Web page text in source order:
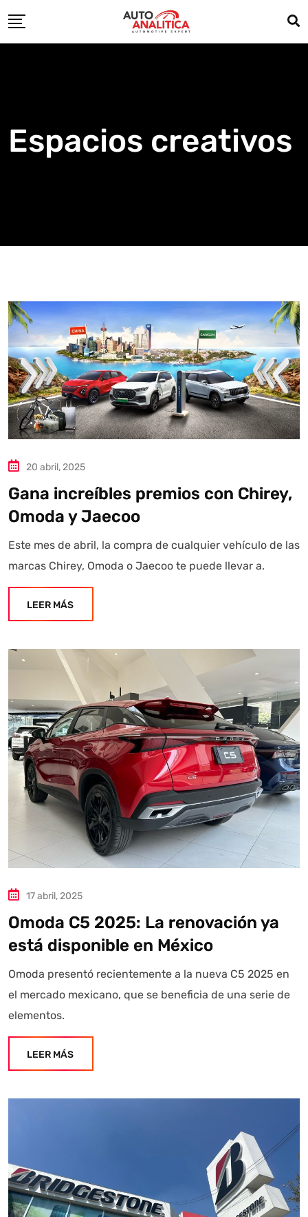
to
Espacios creativos
20 abril, 2025
Gana increíbles premios con Chirey,
Omoda y Jaecoo
Este mes de abril, la compra de cualquier vehículo de las
marcas Chirey, Omoda o Jaecoo te puede llevar a.
LEER MÁS
17 abril, 2025
Omoda C5 2025: La renovación ya
está disponible en México
Omoda presentó recientemente a la nueva C5 2025 en
el mercado mexicano, que se beneficia de una serie de
elementos.
LEER MÁS
Agente Inteligente
Estoy aquí para encontrar lo que necesitas. ¿Qué estás
buscando? "Este asistente con IA (OpenAI) ofrece
información referencial que puede contener errores.